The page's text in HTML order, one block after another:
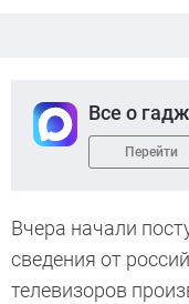
Все о
Перейти
Вчера начали
сведения от
телевизоров